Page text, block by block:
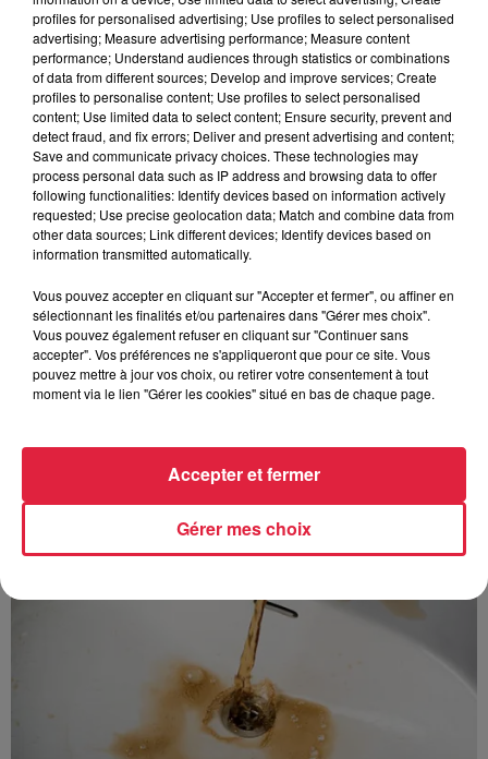
6 août 2026
Tags antisémites à Strasbourg :
Catherine Trautmann réagit
6 août 2026
Au zoo de Mulhouse : rencontre
avec les flamants rouges
profiles for personalised advertising; Use profiles to select personalised
advertising; Measure advertising performance; Measure content
performance; Understand audiences through statistics or combinations
of data from different sources; Develop and improve services; Create
profiles to personalise content; Use profiles to select personalised
content; Use limited data to select content; Ensure security, prevent and
detect fraud, and fix errors; Deliver and present advertising and content;
Save and communicate privacy choices. These technologies may
process personal data such as IP address and browsing data to offer
following functionalities: Identify devices based on information actively
requested; Use precise geolocation data; Match and combine data from
other data sources; Link different devices; Identify devices based on
information transmitted automatically.
Vous pouvez accepter en cliquant sur "Accepter et fermer", ou affiner en
sélectionnant les finalités et/ou partenaires dans "Gérer mes choix".
Vous pouvez également refuser en cliquant sur "Continuer sans
accepter". Vos préférences ne s'appliqueront que pour ce site. Vous
pouvez mettre à jour vos choix, ou retirer votre consentement à tout
moment via le lien "Gérer les cookies" situé en bas de chaque page.
Gérer mes choix
Accepter et fermer